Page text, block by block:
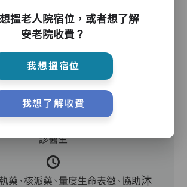
床,升降機,防滑扶手,助行器/拐杖,輪
椅
診醫生
藥、核派藥、量度生命表徵、協助沐
搵老人院宿位，或者想了解
安老院收費？
我想搵宿位
我想了解收費